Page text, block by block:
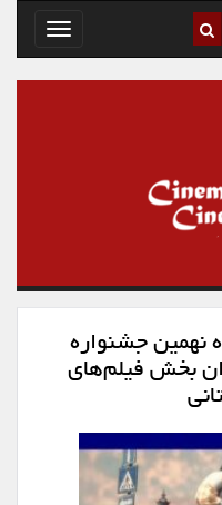
Toggle
نهمین جشنواره
بخش فیلم‌های